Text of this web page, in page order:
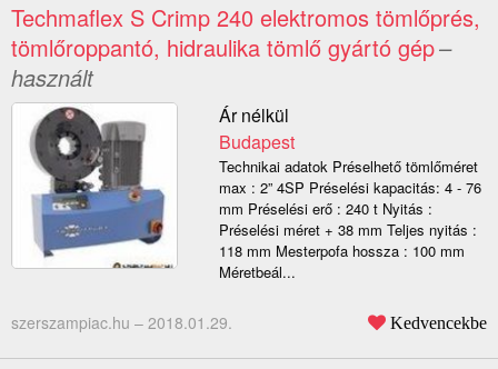
Techmaflex S Crimp 240 elektromos tömlőprés,
tömlőroppantó, hidraulika tömlő gyártó gép–
használt
Ár nélkül
Budapest
Technikai adatok Préselhető tömlőméret
max : 2” 4SP Préselési kapacitás: 4 - 76
mm Préselési erő : 240 t Nyitás :
Préselési méret + 38 mm Teljes nyitás :
118 mm Mesterpofa hossza : 100 mm
Méretbeál...
szerszampiac.hu – 2018.01.29. Kedvencekbe